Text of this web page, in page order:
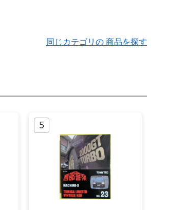
同じカテゴリの 商品を探す